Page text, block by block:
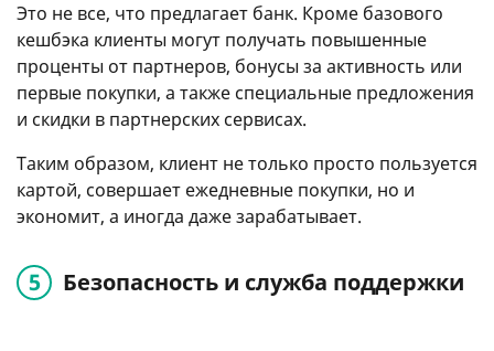
Это не все, что предлагает банк. Кроме базового
кешбэка клиенты могут получать повышенные
проценты от партнеров, бонусы за активность или
первые покупки, а также специальные предложения
и скидки в партнерских сервисах.
Таким образом, клиент не только просто пользуется
картой, совершает ежедневные покупки, но и
экономит, а иногда даже зарабатывает.
Безопасность и служба поддержки